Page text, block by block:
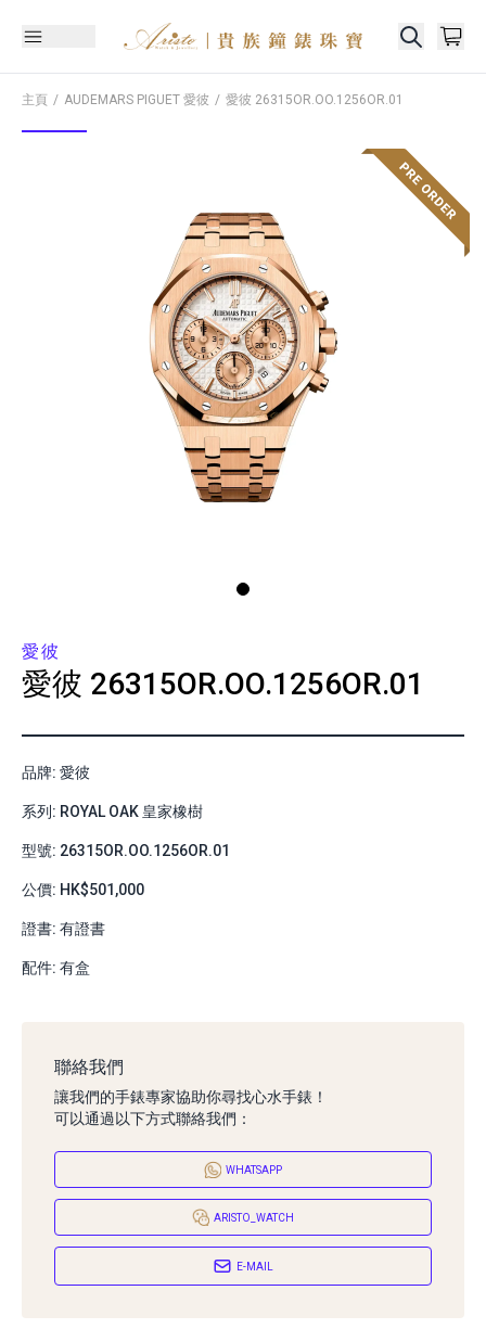
主頁 AUDEMARS PIGUET 愛彼 愛彼 26315OR.OO.1256OR.01
愛彼
愛彼 26315OR.OO.1256OR.01
品牌: 愛彼
系列: ROYAL OAK 皇家橡樹
型號: 26315OR.OO.1256OR.01
公價: HK$501,000
證書: 有證書
配件: 有盒
聯絡我們
讓我們的手錶專家協助你尋找心水手錶！
可以通過以下方式聯絡我們：
WHATSAPP
ARISTO_WATCH
E-MAIL